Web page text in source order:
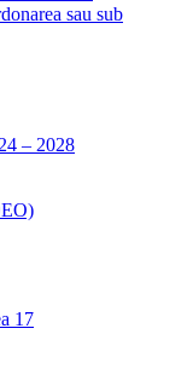
sau sub
– 2028
17